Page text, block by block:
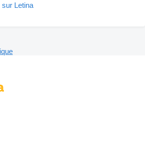
sur Letina